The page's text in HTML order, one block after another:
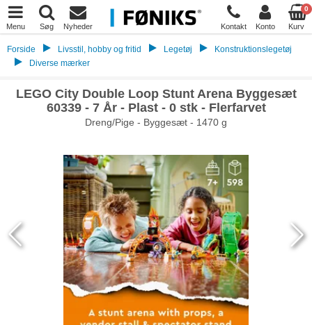
Menu Søg Nyheder Kontakt Konto
0
Kurv
Forside Livsstil, hobby og fritid Legetøj
Konstruktionslegetøj
Diverse mærker
LEGO City Double Loop Stunt Arena Byggesæt
60339 - 7 År - Plast - 0 stk - Flerfarvet
Dreng/Pige - Byggesæt - 1470 g